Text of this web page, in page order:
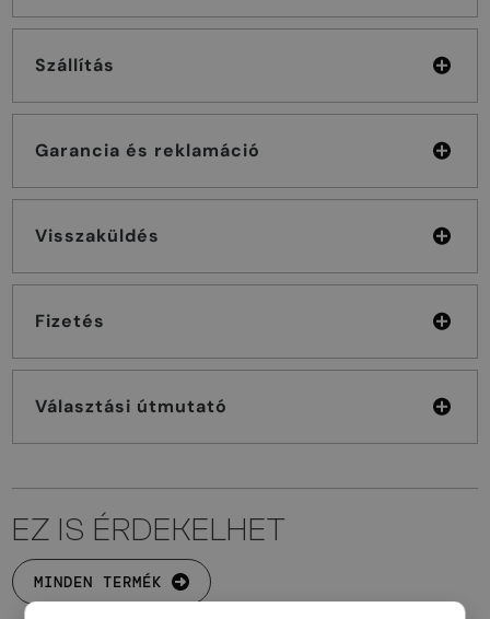
Szállítás
Garancia és reklamáció
Visszaküldés
Fizetés
Választási útmutató
EZ IS ÉRDEKELHET
MINDEN TERMÉK